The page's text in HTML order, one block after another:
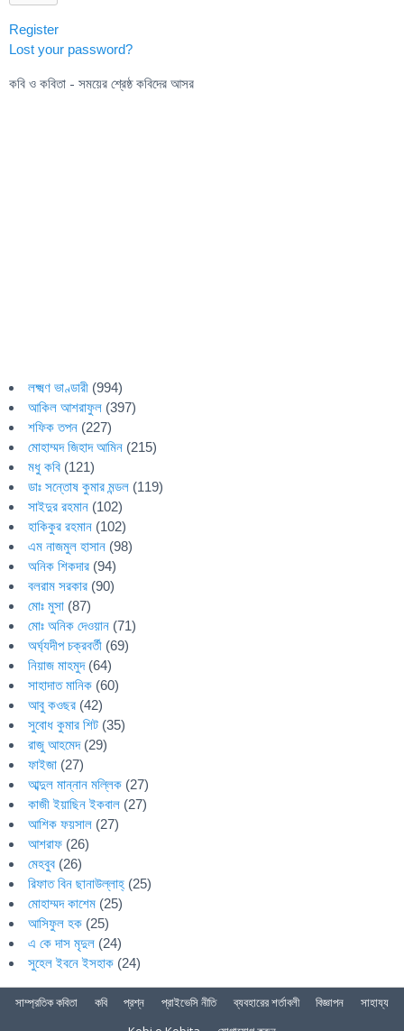
Register
Lost your password?
কবি ও কবিতা - সময়ের শ্রেষ্ঠ কবিদের আসর
লক্ষ্মণ ভাণ্ডারী (994)
আকিল আশরাফুল (397)
শফিক তপন (227)
মোহাম্মদ জিহাদ আমিন (215)
মধু কবি (121)
ডাঃ সন্তোষ কুমার মন্ডল (119)
সাইদুর রহমান (102)
হাকিকুর রহমান (102)
এম নাজমুল হাসান (98)
অনিক শিকদার (94)
বলরাম সরকার (90)
মোঃ মুসা (87)
মোঃ অনিক দেওয়ান (71)
অর্ঘ্যদীপ চক্রবর্তী (69)
নিয়াজ মাহমুদ(64)
সাহাদাত মানিক (60)
আবু কওছর (42)
সুবোধ কুমার শিট (35)
রাজু আহমেদ(29)
ফাইজা (27)
আব্দুল মান্নান মল্লিক (27)
কাজী ইয়াছিন ইকবাল (27)
আশিক ফয়সাল (27)
আশরাফ (26)
মেহবুব (26)
রিফাত বিন ছানাউল্লাহ্ (25)
মোহাম্মদ কাশেম (25)
আসিফুল হক (25)
এ কে দাস মৃদুল (24)
সুহেল ইবনে ইসহাক (24)
সাম্প্রতিক কবিতা কবি প্রশ্ন প্রাইভেসি নীতি ব্যবহারের শর্তাবলী বিজ্ঞাপন
সাহায্য